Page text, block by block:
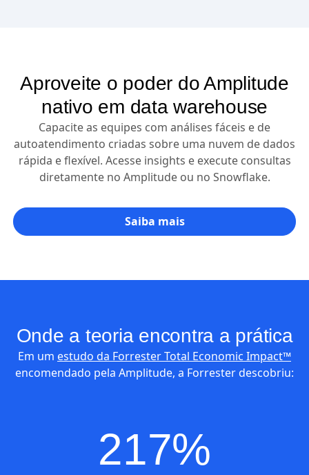
Aproveite o poder do Amplitude
nativo em data warehouse
Capacite as equipes com análises fáceis e de
autoatendimento criadas sobre uma nuvem de dados
rápida e flexível. Acesse insights e execute consultas
diretamente no Amplitude ou no Snowflake.
Saiba mais
Onde a teoria encontra a prática
Em um estudo da Forrester Total Economic Impact™
encomendado pela Amplitude, a Forrester descobriu:
217%